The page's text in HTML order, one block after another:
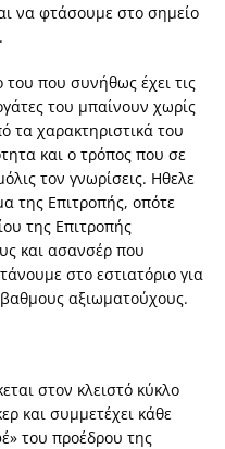
να φτάσουμε στο σημείο
του που συνήθως έχει τις
του μπαίνουν χωρίς
τα χαρακτηριστικά του
και ο τρόπος που σε
τον γνωρίσεις. Ηθελε
της Επιτροπής, οπότε
της Επιτροπής
και ασανσέρ που
στο εστιατόριο για
αξιωματούχους.
στον κλειστό κύκλο
και συμμετέχει κάθε
του προέδρου της